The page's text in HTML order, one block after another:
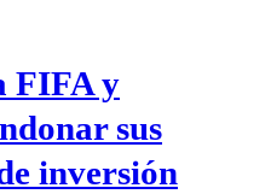
FIFA y
sus
inversión